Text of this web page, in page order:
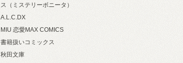
ス（ミステリーボニータ）
A.L.C.DX
MIU 恋愛MAX COMICS
書籍扱いコミックス
秋田文庫